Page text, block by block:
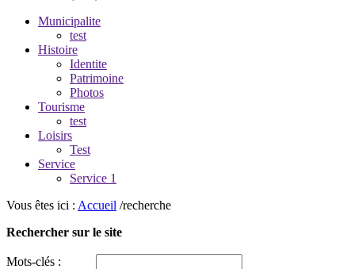
Municipalite
test
Histoire
Identite
Patrimoine
Photos
Tourisme
test
Loisirs
Test
Service
Service 1
Vous êtes ici : Accueil /recherche
Rechercher sur le site
Mots-clés :